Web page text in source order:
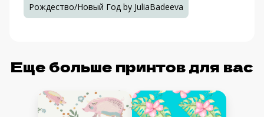
Рождество/Новый Год by JuliaBadeeva
Еще больше принтов для вас